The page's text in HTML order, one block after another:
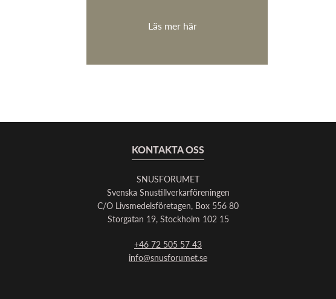
Läs mer här
KONTAKTA OSS
SNUSFORUMET
Svenska Snustillverkarföreningen
C/O Livsmedelsföretagen, Box 556 80
Storgatan 19, Stockholm 102 15
+46 72 505 57 43
info@snusforumet.se